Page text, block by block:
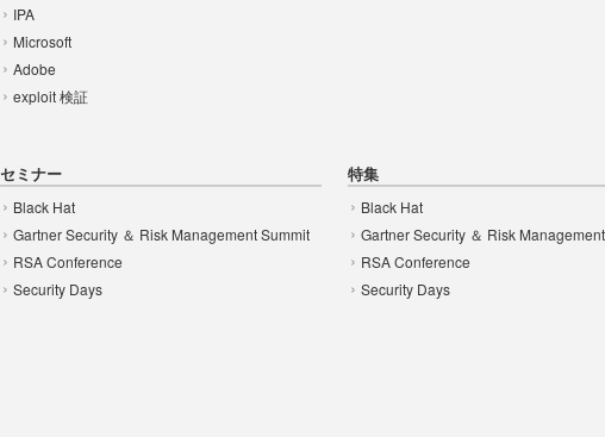
IPA
Microsoft
Adobe
exploit 検証
セミナー
Black Hat
Gartner Security ＆ Risk Management Summit
RSA Conference
Security Days
特集
Black Hat
Gartner Security ＆ Risk
RSA Conference
Security Days